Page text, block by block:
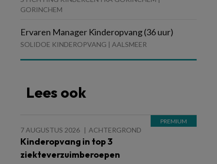
GORINCHEM
Ervaren Manager Kinderopvang (36 uur)
SOLIDOE KINDEROPVANG | AALSMEER
Lees ook
7 AUGUSTUS 2026 ACHTERGROND
Kinderopvang in top 3
ziekteverzuimberoepen